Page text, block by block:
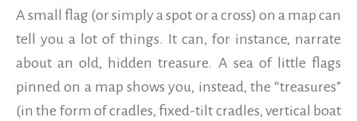
A small flag (or simply a spot or a cross) on a map can
tell you a lot of things. It can, for instance, narrate
about an old, hidden treasure. A sea of little flags
pinned on a map shows you, instead, the “treasures”
(in the form of cradles, fixed-tilt cradles, vertical boat